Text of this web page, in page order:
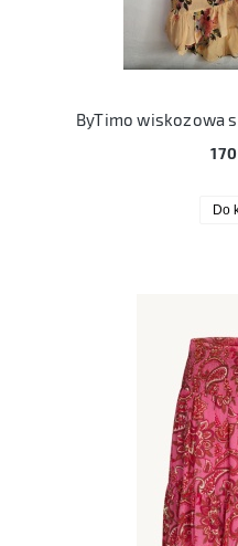
ByTimo wiskozowa
Do